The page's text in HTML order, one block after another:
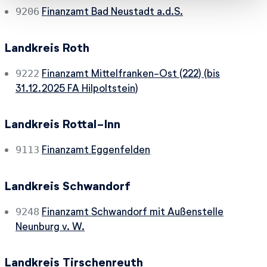
9206 Finanzamt Bad Neustadt a.d.S.
Landkreis Roth
9222 Finanzamt Mittelfranken-Ost (222) (bis
31.12.2025 FA Hilpoltstein)
Landkreis Rottal-Inn
9113 Finanzamt Eggenfelden
Landkreis Schwandorf
9248 Finanzamt Schwandorf mit Außenstelle
Neunburg v. W.
Landkreis Tirschenreuth